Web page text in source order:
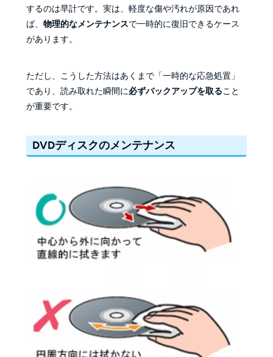
するのは早計です。実は、軽度な傷や汚れが原因であれ
ば、 物理的なメンテナンスで一時的に復旧できるケース
があります。
ただし、こうした方法はあくまで「一時的な応急処置」
であり、読み取れた瞬間に必ずバックアップを取ること
が重要です。
DVDディスクのメンテナンス